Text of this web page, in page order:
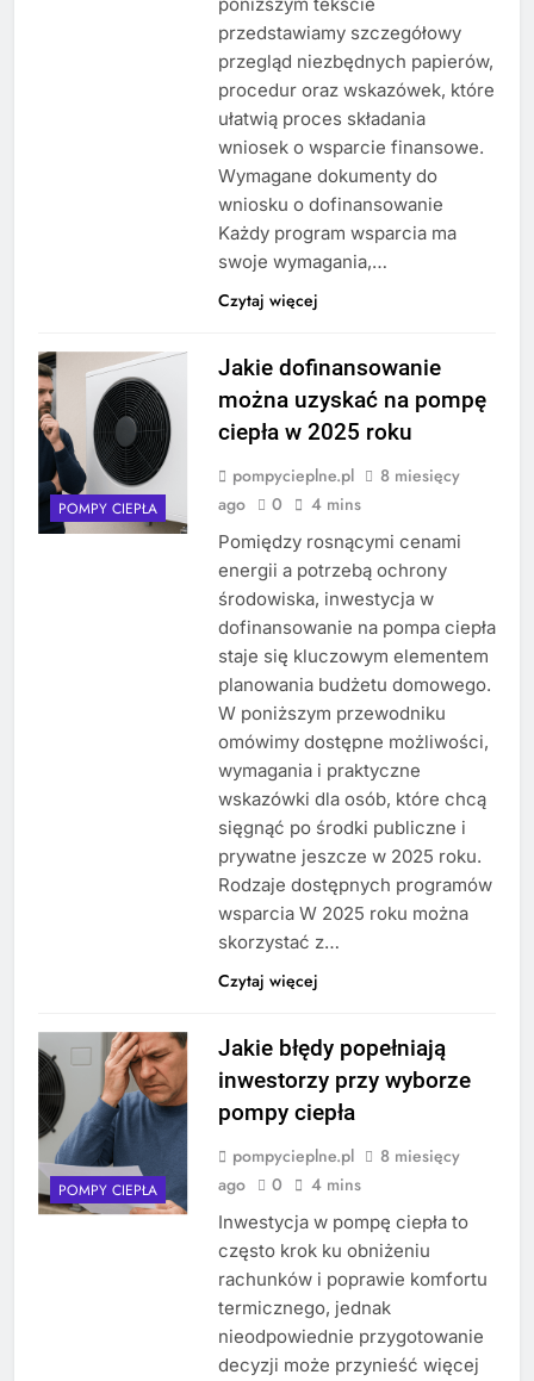
przedstawiamy szczegółowy
przegląd niezbędnych papierów,
procedur oraz wskazówek, które
ułatwią proces składania
wniosek o wsparcie finansowe.
Wymagane dokumenty do
wniosku o dofinansowanie
Każdy program wsparcia ma
swoje wymagania,…
Czytaj więcej
POMPY CIEPŁA
Jakie dofinansowanie
można uzyskać na pompę
ciepła w 2025 roku
pompycieplne.pl
8 miesięcy
ago
0 4 mins
Pomiędzy rosnącymi cenami
energii a potrzebą ochrony
środowiska, inwestycja w
dofinansowanie na pompa ciepła
staje się kluczowym elementem
planowania budżetu domowego.
W poniższym przewodniku
omówimy dostępne możliwości,
wymagania i praktyczne
wskazówki dla osób, które chcą
sięgnąć po środki publiczne i
prywatne jeszcze w 2025 roku.
Rodzaje dostępnych programów
wsparcia W 2025 roku można
skorzystać z…
Czytaj więcej
POMPY CIEPŁA
Jakie błędy popełniają
inwestorzy przy wyborze
pompy ciepła
pompycieplne.pl
8 miesięcy
ago
0 4 mins
Inwestycja w pompę ciepła to
często krok ku obniżeniu
rachunków i poprawie komfortu
termicznego, jednak
nieodpowiednie przygotowanie
decyzji może przynieść więcej